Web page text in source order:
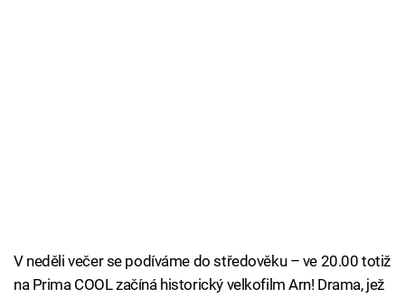
V neděli večer se podíváme do středověku – ve 20.00 totiž
na Prima COOL začíná historický velkofilm Arn! Drama, jež